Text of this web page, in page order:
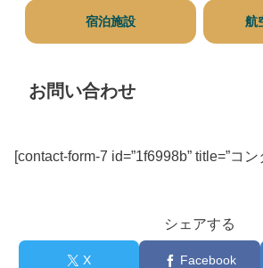
宿泊施設 航
お問い合わせ
[contact-form-7 id=”1f6998b” title=”コ
シェアする
X Facebook